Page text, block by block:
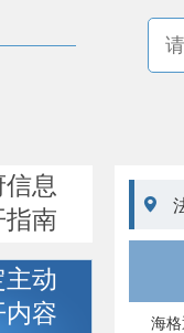
信息
指南
动
内容

海